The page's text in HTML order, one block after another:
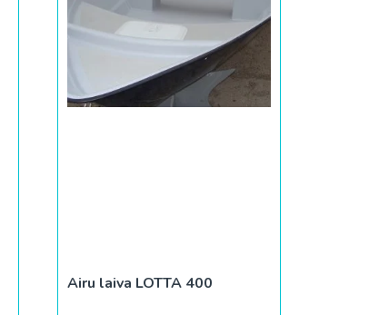
Airu laiva LOTTA 400